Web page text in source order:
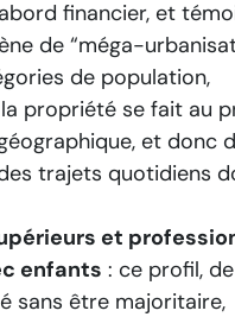
financier, et
de “méga-
de population,
propriété se fait au
et donc
trajets quotidiens
et
enfants : ce profil,
sans être majoritaire,